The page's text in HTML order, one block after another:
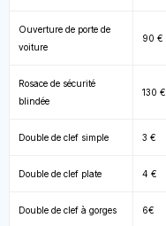
Ouverture de porte de
voiture
90 €
Rosace de sécurité
blindée
130 €
Double de clef simple 3 €
Double de clef plate 4 €
Double de clef à gorges 6€